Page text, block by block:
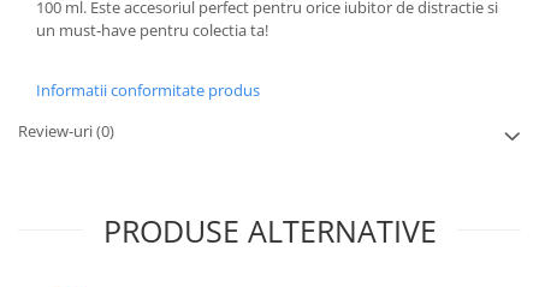
100 ml. Este accesoriul perfect pentru orice iubitor de distractie si
un must-have pentru colectia ta!
Informatii conformitate produs
Review-uri(0)
PRODUSE ALTERNATIVE